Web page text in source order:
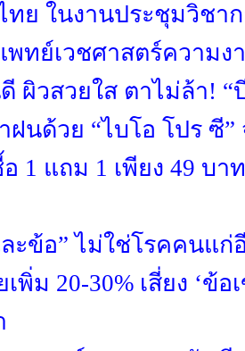
ย ในงานประชุมวิชาก
พทย์เวชศาสตร์ความง
ผิวสวยใส ตาไม่ล้า! “
ฝนด้วย “ไบโอ โปร ซี
1 แถม 1 เพียง 49 บา
ะข้อ” ไม่ใช่โรคคนแ
พิ่ม 20-30% เสี่ยง ‘ข้อ